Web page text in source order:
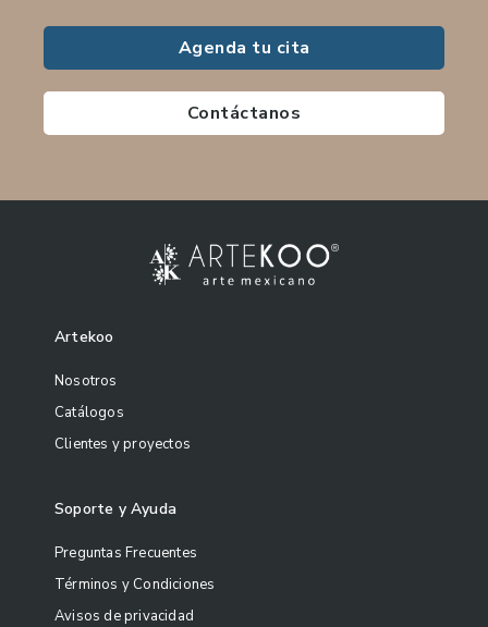
Agenda tu cita
Contáctanos
Artekoo
Nosotros
Catálogos
Clientes y proyectos
Soporte y Ayuda
Preguntas Frecuentes
Términos y Condiciones
Avisos de privacidad